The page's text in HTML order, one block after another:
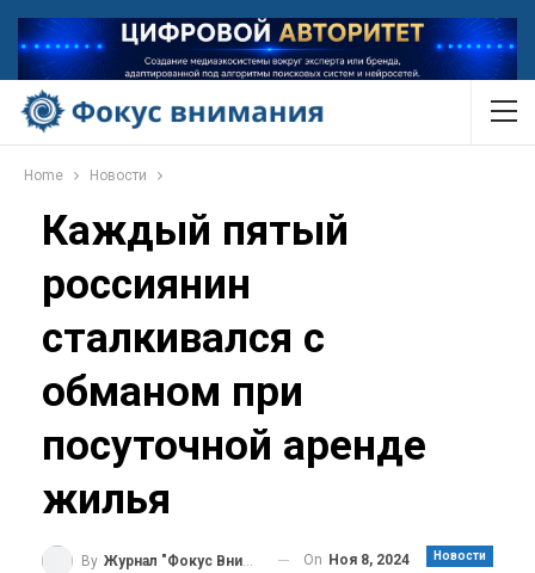
Home Новости
Каждый пятый
россиянин
сталкивался с
обманом при
посуточной аренде
жилья
Новости
By Журнал "Фокус Внимания" On Ноя 8, 2024